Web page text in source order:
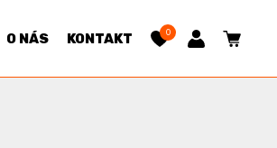
O NÁS KONTAKT 0